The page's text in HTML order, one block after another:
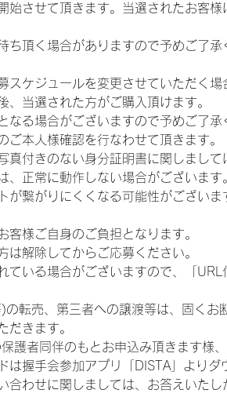
始させて頂きます。当選されたお客
頂く場合がありますので予めご了承
スケジュールを変更させていただく場
当選された方がご購入頂けます。
なる場合がございますので予めご了承
本人様確認を行なわせて頂きます。
真付きのない身分証明書に関しまして
正常に動作しない場合がございます
が繋がりにくくなる可能性がござい
様ご自身のご負担となります。
解除してからご応募ください。
ている場合がございますので、「
転売、第三者への譲渡等は、固くお
だきます。
護者同伴のもとお申込み頂きます様、
は握手会参加アプリ「DISTA」よりダ
合わせに関しましては、お答えいたし